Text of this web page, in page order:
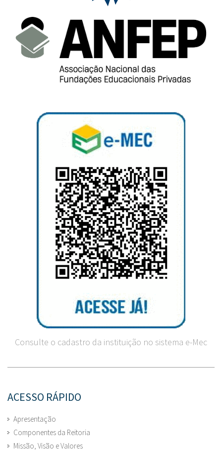
Consulte o cadastro da instituição no sistema e-Mec
ACESSO RÁPIDO
Apresentação
Componentes da Reitoria
Missão, Visão e Valores